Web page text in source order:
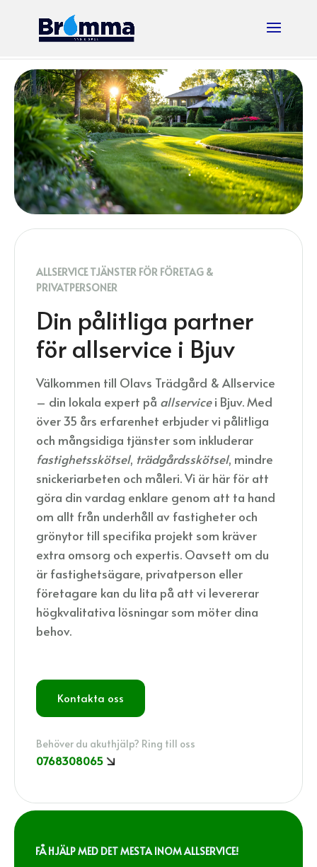
ALLSERVICE TJÄNSTER FÖR FÖRETAG &
PRIVATPERSONER
Din pålitliga partner
för allservice i Bjuv
Välkommen till Olavs Trädgård & Allservice
– din lokala expert på allservicei Bjuv. Med
över 35 års erfarenhet erbjuder vi pålitliga
och mångsidiga tjänster som inkluderar
fastighetsskötsel, trädgårdsskötsel, mindre
snickeriarbeten och måleri. Vi är här för att
göra din vardag enklare genom att ta hand
om allt från underhåll av fastigheter och
grönytor till specifika projekt som kräver
extra omsorg och expertis. Oavsett om du
är fastighetsägare, privatperson eller
företagare kan du lita på att vi levererar
högkvalitativa lösningar som möter dina
behov.
Kontakta oss
Behöver du akuthjälp? Ring till oss
0768308065
FÅ HJÄLP MED DET MESTA INOM ALLSERVICE!